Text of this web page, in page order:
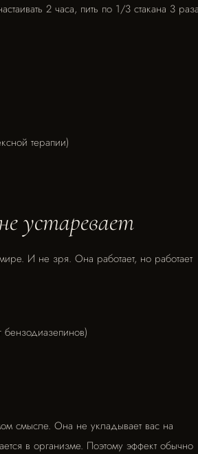
2 часа, пить по 1/3 стакана 3 раза
терапии)
устаревает
И не зря. Она работает, но работает
смысле. Она не укладывает вас на
в организме. Поэтому эффект обычно